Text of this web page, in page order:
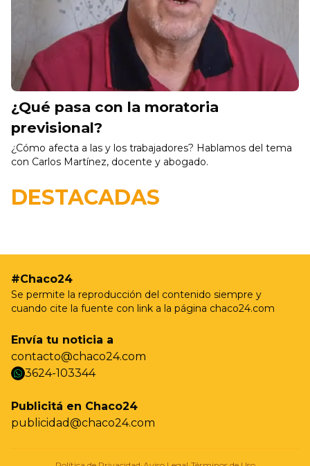
¿Qué pasa con la moratoria
previsional?
¿Cómo afecta a las y los trabajadores? Hablamos del tema
con Carlos Martínez, docente y abogado.
DESTACADAS
19/05 - 9:37hs
castración gratuita para perros y gatos en Villa
Prosperidad
#Chaco24
Se permite la reproducción del contenido siempre y
cuando cite la fuente con link a la página chaco24.com
Envía tu noticia a
contacto@chaco24.com
whatsapp
3624-103344
Publicitá en Chaco24
publicidad@chaco24.com